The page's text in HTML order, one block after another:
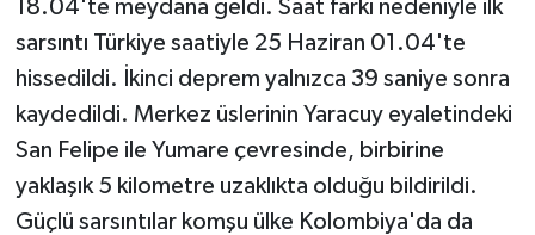
18.04'te meydana geldi. Saat farkı nedeniyle ilk
sarsıntı Türkiye saatiyle 25 Haziran 01.04'te
hissedildi. İkinci deprem yalnızca 39 saniye sonra
kaydedildi. Merkez üslerinin Yaracuy eyaletindeki
San Felipe ile Yumare çevresinde, birbirine
yaklaşık 5 kilometre uzaklıkta olduğu bildirildi.
Güçlü sarsıntılar komşu ülke Kolombiya'da da